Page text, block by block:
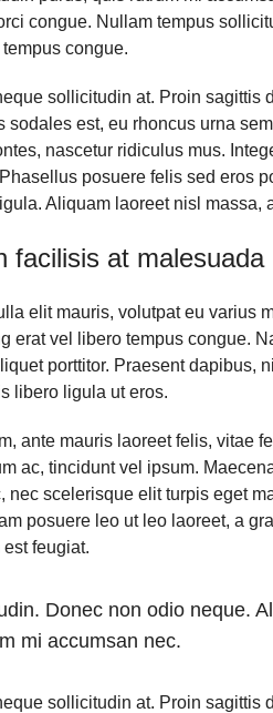
congue. Nullam tempus
tempus congue.
sollicitudin at. Proin sagittis
sodales est, eu rhoncus urna
nascetur ridiculus mus.
posuere felis sed eros
Aliquam laoreet nisl massa,
facilisis at malesuada
elit mauris, volutpat eu varius
erat vel libero tempus congue.
porttitor. Praesent dapibus,
libero ligula ut eros.
ante mauris laoreet felis, vitae
ac, tincidunt vel ipsum.
nec scelerisque elit turpis eget
posuere leo ut leo laoreet, a
feugiat.
Donec non odio neque.
mi accumsan nec.
sollicitudin at. Proin sagittis